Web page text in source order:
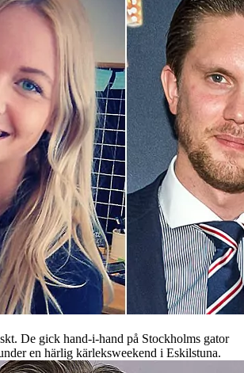
De gick hand-i-hand på Stockholms gator
en härlig kärleksweekend i Eskilstuna.